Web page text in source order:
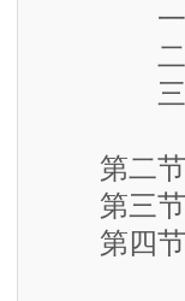
一、
二、
三、
第二节
第三节
第四节